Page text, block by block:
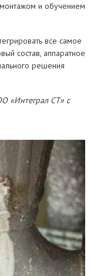
и обучением
все самое
состав, аппаратное
решения
«Интеграл СТ» с